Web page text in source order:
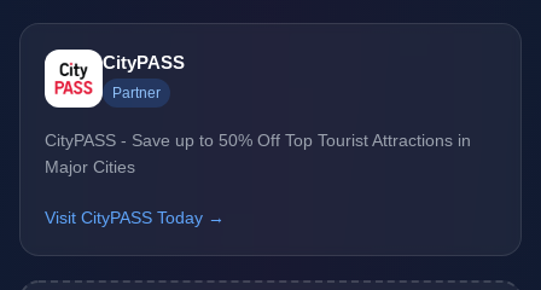
CityPASS
Partner
CityPASS - Save up to 50% Off Top Tourist Attractions in
Major Cities
Visit CityPASS Today →